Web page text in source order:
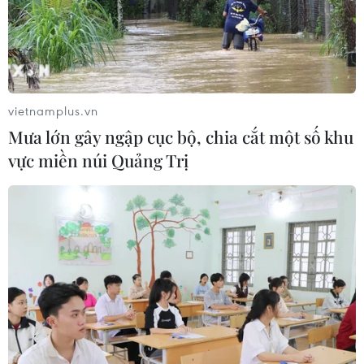
Quảng Ninh chấm dứt cơ sở giết mổ
động vật không đủ điều kiện trước
31/10
03/08/2026 11:31
Bệnh viện hạng đặc biệt cơ sở Ninh
Bình khẳng định "cánh tay nối dài"
hiệu quả
03/08/2026 07:15
Bộ Y tế: Đề xuất quỹ Bảo hiểm y tế
thanh toán chi phí khám chữa bệnh y
học gia đình
03/08/2026 07:04
vietnamplus.vn
Mưa lớn gây ngập cục bộ, chia cắt một số khu
vực miền núi Quảng Trị